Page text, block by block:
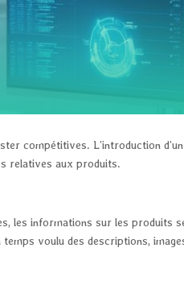
compétitives. L’introduction
relatives aux produits.
les informations sur les produits
temps voulu des descriptions,